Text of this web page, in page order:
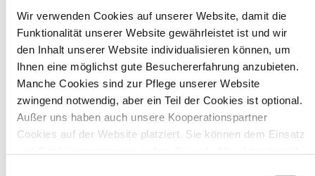
Wir verwenden Cookies auf unserer Website, damit die
Funktionalität unserer Website gewährleistet ist und wir
den Inhalt unserer Website individualisieren können, um
Ihnen eine möglichst gute Besuchererfahrung anzubieten.
Manche Cookies sind zur Pflege unserer Website
zwingend notwendig, aber ein Teil der Cookies ist optional.
Außer uns haben auch unsere Kooperationspartner
Cookies auf der Website platziert. Sie können dem Einsatz
Material